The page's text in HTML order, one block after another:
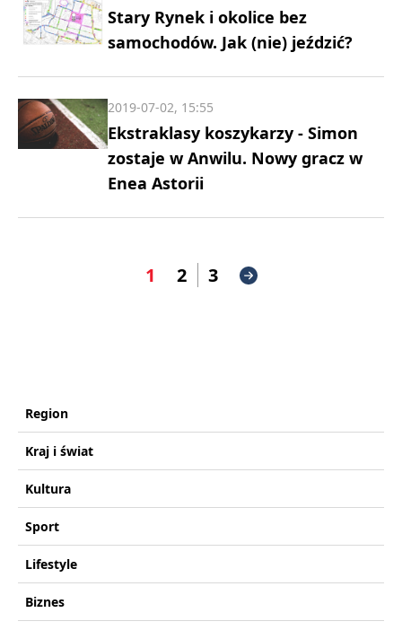
Stary Rynek i okolice bez
samochodów. Jak (nie) jeździć?
Ekstraklasy koszykarzy - Simon
zostaje w Anwilu. Nowy gracz w
Enea Astorii
2019-07-02, 15:55
1 2 3
Region
Kraj i świat
Kultura
Sport
Lifestyle
Biznes